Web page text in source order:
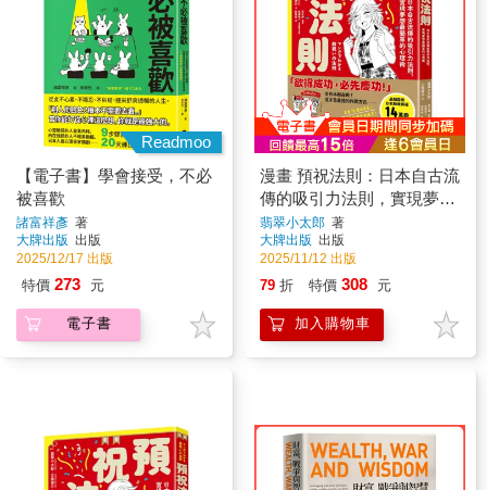
Readmoo
【電子書】學會接受，不必
被喜歡
諸富祥彥 著
大牌出版 出版
2025/12/17 出版
特價 273 元
電子書
漫畫 預祝法則：日本自古流
傳的吸引力法則，實現夢想
最簡單的心理術
翡翠小太郎 著
大牌出版 出版
2025/11/12 出版
79 折 特價 308 元
加入購物車